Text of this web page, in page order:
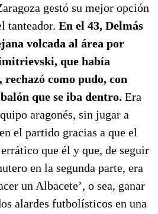
gestó su mejor opción
tanteador. En el 43, Delmás
volcada al área por
que había
como pudo, con
que se iba dentro. Era
aragonés, sin jugar a
el partido gracias a que el
que él y que, de seguir
en la segunda parte, era
un Albacete’, o sea, ganar
alardes futbolísticos en una